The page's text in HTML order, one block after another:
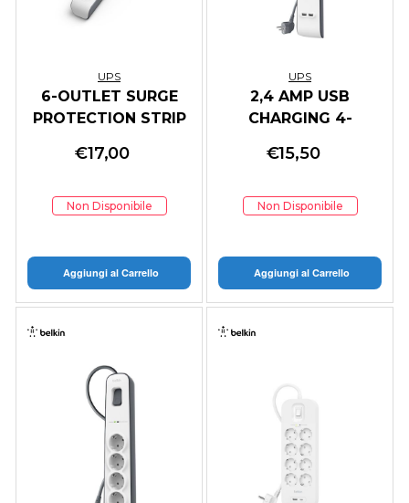
UPS
6-OUTLET SURGE
PROTECTION STRIP
CORD
€17,00
Non Disponibile
Aggiungi al Carrello
UPS
2,4 AMP USB
CHARGING 4-
PROT. STRIP
€15,50
Non Disponibile
Aggiungi al Carrello